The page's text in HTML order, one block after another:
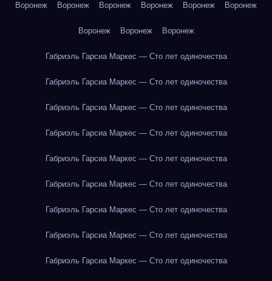
Воронеж Воронеж Воронеж Воронеж Воронеж Воронеж
Воронеж Воронеж Воронеж
Габриэль Гарсиа Маркес — Сто лет одиночества
Габриэль Гарсиа Маркес — Сто лет одиночества
Габриэль Гарсиа Маркес — Сто лет одиночества
Габриэль Гарсиа Маркес — Сто лет одиночества
Габриэль Гарсиа Маркес — Сто лет одиночества
Габриэль Гарсиа Маркес — Сто лет одиночества
Габриэль Гарсиа Маркес — Сто лет одиночества
Габриэль Гарсиа Маркес — Сто лет одиночества
Габриэль Гарсиа Маркес — Сто лет одиночества